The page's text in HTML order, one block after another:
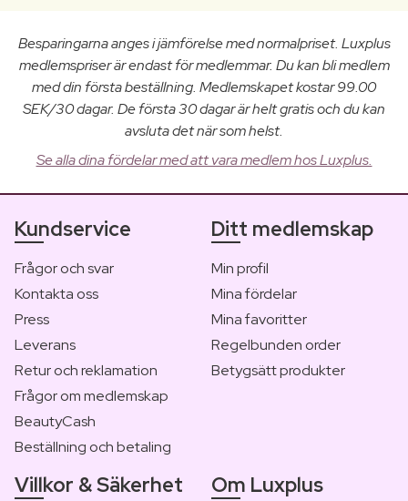
Besparingarna anges i jämförelse med normalpriset. Luxplus
medlemspriser är endast för medlemmar. Du kan bli medlem
med din första beställning. Medlemskapet kostar 99.00
SEK/30 dagar. De första 30 dagar är helt gratis och du kan
avsluta det när som helst.
Se alla dina fördelar med att vara medlem hos Luxplus.
Kundservice
Frågor och svar
Kontakta oss
Press
Leverans
Retur och reklamation
Frågor om medlemskap
BeautyCash
Beställning och betaling
Ditt medlemskap
Min profil
Mina fördelar
Mina favoritter
Regelbunden order
Betygsätt produkter
Villkor & Säkerhet Om Luxplus